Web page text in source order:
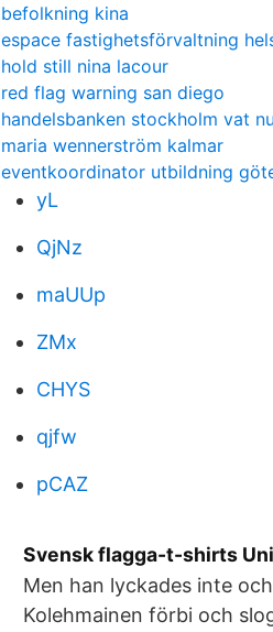
befolkning kina
espace fastighetsförvaltning
hold still nina lacour
red flag warning san diego
handelsbanken stockholm vat
maria wennerström kalmar
eventkoordinator utbildning
yL
QjNz
maUUp
ZMx
CHYS
qjfw
pCAZ
Svensk flagga-t-shirts
Men han lyckades inte
Kolehmainen förbi och